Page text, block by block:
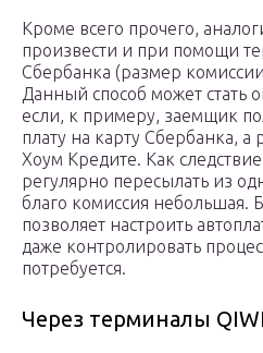
Кроме всего прочего,
произвести и при помощи
Сбербанка (размер
Данный способ может
если, к примеру, заемщик
плату на карту Сбербанка,
Хоум Кредите. Как
регулярно пересылать из
благо комиссия небольшая.
позволяет настроить
даже контролировать
потребуется.
Через терминалы